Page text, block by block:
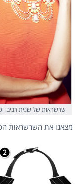
שרשראות של שגית רביבו
מצאנו את השרשראות